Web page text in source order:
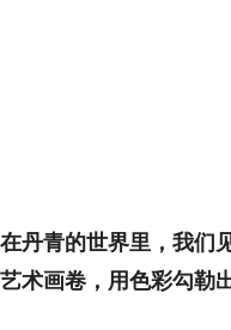
在丹青的世界里，我们
艺术画卷，用色彩勾勒